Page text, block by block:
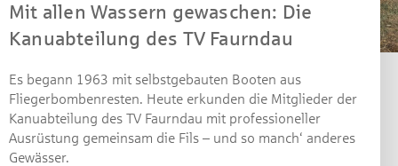
Mit allen Wassern gewaschen: Die
Kanuabteilung des TV Faurndau
Es begann 1963 mit selbstgebauten Booten aus
Fliegerbombenresten. Heute erkunden die Mitglieder der
Kanuabteilung des TV Faurndau mit professioneller
Ausrüstung gemeinsam die Fils – und so manch‘ anderes
Gewässer.
Dezember 2021 verlosen wir 10 Gutscheine des
Treffpunkt Gold der Kreissparkasse Göppingen im Wert
Beantworten Sie einfach folgende Frage:
Welches Jubiläum feiert die Kreissparkasse
Göppingen in diesem Jahr?